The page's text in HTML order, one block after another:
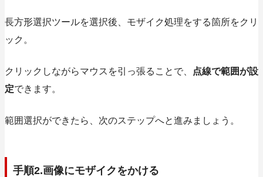
長方形選択ツールを選択後、モザイク処理をする箇所をクリ
ック。
クリックしながらマウスを引っ張ることで、
点線で範囲が設
定できます。
範囲選択ができたら、次のステップへと進みましょう。
手順2.画像にモザイクをかける